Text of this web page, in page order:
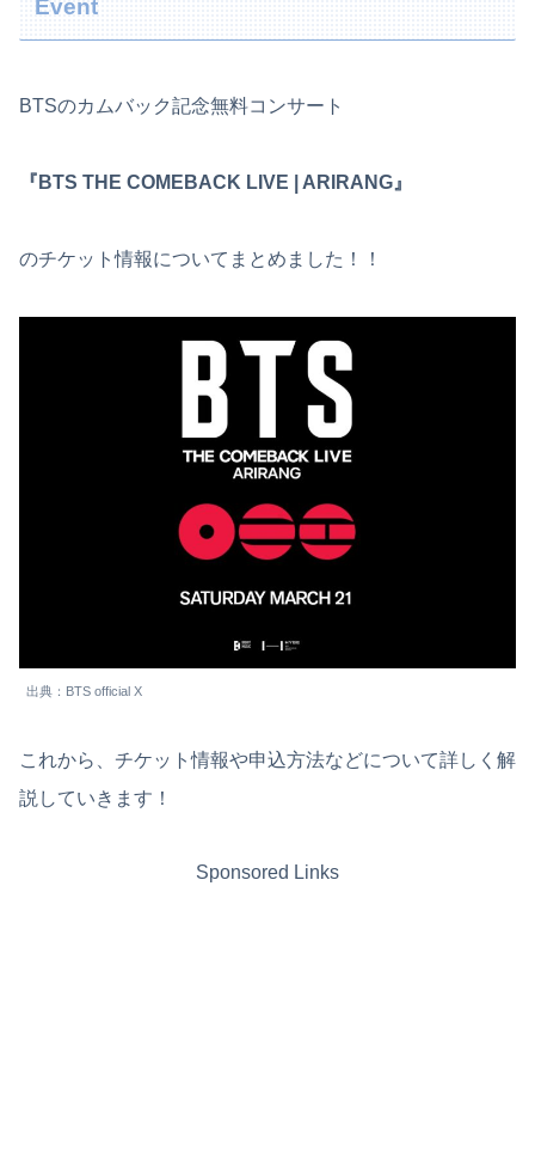
Event
BTSのカムバック記念無料コンサート
『BTS THE COMEBACK LIVE | ARIRANG』
のチケット情報についてまとめました！！
出典：BTS official X
これから、チケット情報や申込方法などについて詳しく解
説していきます！
Sponsored Links